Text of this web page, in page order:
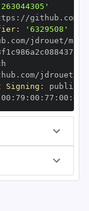
:
:
'6329508'
jdrouet/
Signing :
00 : 79 : 00 : 77 : 00 : dd